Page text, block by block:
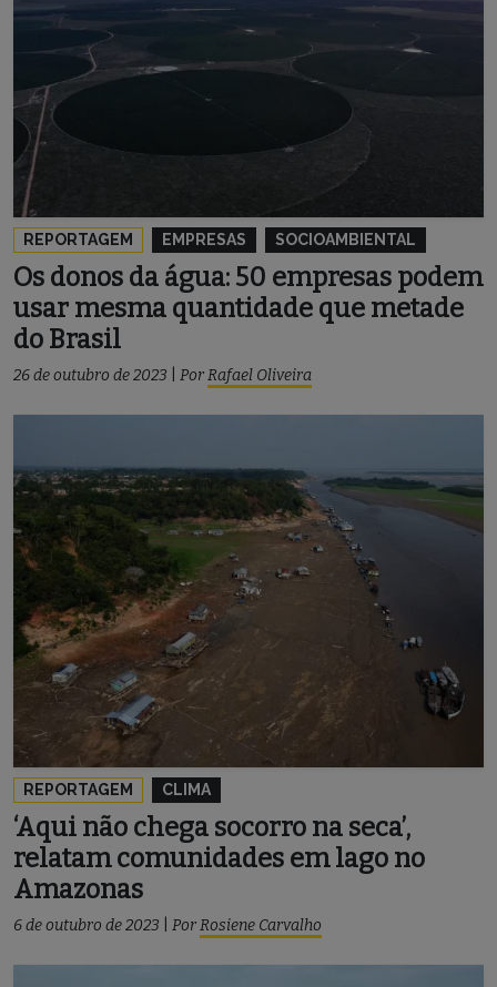
REPORTAGEM EMPRESAS SOCIOAMBIENTAL
Os donos da água: 50 empresas podem
usar mesma quantidade que metade
do Brasil
26 de outubro de 2023 PorRafael Oliveira
REPORTAGEM CLIMA
‘Aqui não chega socorro na seca’,
relatam comunidades em lago no
Amazonas
6 de outubro de 2023 PorRosiene Carvalho